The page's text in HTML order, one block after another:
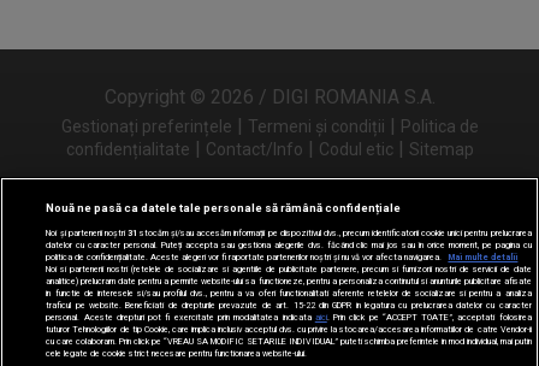
Copyright © 2026 / DIGI ROMANIA S.A.
Gestionați preferințele | Termeni și condiții | Politica de
confidențialitate | Contact/Info | Codul etic | Sitemap
Urmărește-ne și pe
Nouă ne pasă ca datele tale personale să rămână confidențiale
Noi și partenerii noștri31 stocăm și/sau accesăm informații pe dispozitivul dvs., precum identificatorii cookie unici pentru prelucrarea
datelor cu caracter personal. Puteți accepta sau gestiona alegerile dvs. făcând clic mai jos sau în orice moment, pe pagina cu
politica de confidențialitate. Aceste alegeri vor fi raportate partenerilor noștri și nu vă vor afecta navigarea.
Mai multe detalii
Noi si partenerii nostri (retelele de socializare si agentiile de publicitate partenere, precum si furnizorii nostri de servicii de date
analitice) prelucram date pentru a permite website-ului sa functioneze, pentru a personaliza continutul si anunturile publicitare afisate
in functie de interesele si/sau profilul dvs., pentru a va oferi functionalitati aferente retelelor de socializare si pentru a analiza
traficul pe website. Beneficiati de drepturile prevazute de art. 15-22 din GDPR in legatura cu prelucrarea datelor cu caracter
personal. Aceste drepturi pot fi exercitate prin modalitatea indicata aici. Prin click pe “ACCEPT TOATE”, acceptati folosirea
tuturor Tehnologiilor de tip Cookie, care implica inclusiv acceptul dvs. cu privire la stocarea/accesarea informatiilor de catre Vendor-ii
cu care colaboram. Prin click pe “VREAU SA MODIFIC SETARILE INDIVIDUAL” puteti schimba preferintele in mod individual, mai putin
cele legate de cookie strict necesare pentru functionarea website-ului.